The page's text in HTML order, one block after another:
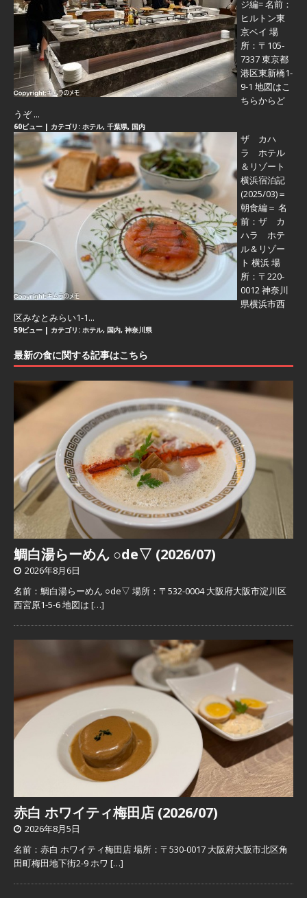
ジ編=名前：
ヒルトン東
京ベイ 場
所：〒105-
7337 東京都
港区東新橋1-
9-1 地図はこ
ちらからど
うぞ ...
60ビュー | カテゴリ: ホテル, 千葉県, 国内
ザ カハ
ラ ホテル
＆リゾート
横浜宿泊記
(2025/03)＝
朝食編＝ 名
前：ザ カ
ハラ ホテ
ル＆リゾー
ト 横浜 場
所：〒220-
0012 神奈川
県横浜市西
区みなとみらい1-1...
59ビュー | カテゴリ: ホテル, 国内, 神奈川県
最新の食に関する記事はこちら
鯛白湯らーめん ○de▽ (2026/07)
2026年8月6日
名前：鯛白湯らーめん ○de▽ 場所：〒532-0004 大阪府大阪市淀川区
西宮原1-5-6 地図は […]
赤白 ホワイティ梅田店 (2026/07)
2026年8月5日
名前：赤白 ホワイティ梅田店 場所：〒530-0017 大阪府大阪市北区角
田町梅田地下街2-9 ホワ […]